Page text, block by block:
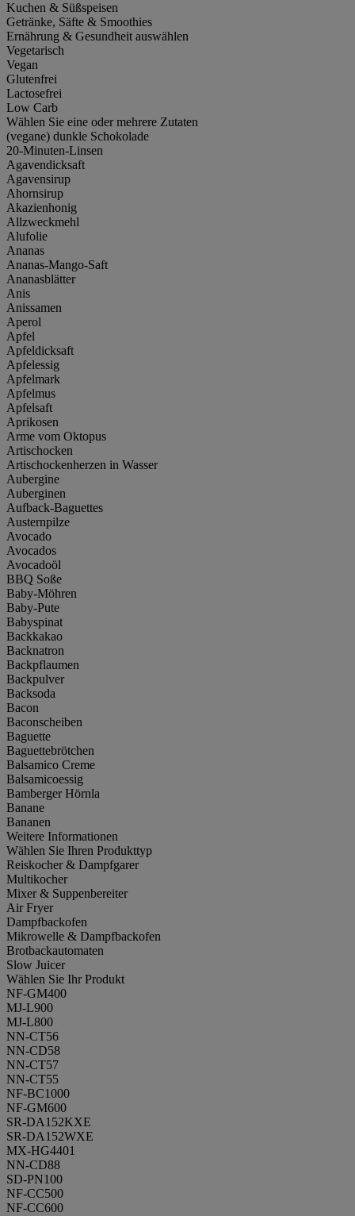
Kuchen & Süßspeisen
Getränke, Säfte & Smoothies
Ernährung & Gesundheit auswählen
Vegetarisch
Vegan
Glutenfrei
Lactosefrei
Low Carb
Wählen Sie eine oder mehrere Zutaten
(vegane) dunkle Schokolade
20-Minuten-Linsen
Agavendicksaft
Agavensirup
Ahornsirup
Akazienhonig
Allzweckmehl
Alufolie
Ananas
Ananas-Mango-Saft
Ananasblätter
Anis
Anissamen
Aperol
Apfel
Apfeldicksaft
Apfelessig
Apfelmark
Apfelmus
Apfelsaft
Aprikosen
Arme vom Oktopus
Artischocken
Artischockenherzen in Wasser
Aubergine
Auberginen
Aufback-Baguettes
Austernpilze
Avocado
Avocados
Avocadoöl
BBQ Soße
Baby-Möhren
Baby-Pute
Babyspinat
Backkakao
Backnatron
Backpflaumen
Backpulver
Backsoda
Bacon
Baconscheiben
Baguette
Baguettebrötchen
Balsamico Creme
Balsamicoessig
Bamberger Hörnla
Banane
Bananen
Weitere Informationen
Wählen Sie Ihren Produkttyp
Reiskocher & Dampfgarer
Multikocher
Mixer & Suppenbereiter
Air Fryer
Dampfbackofen
Mikrowelle & Dampfbackofen
Brotbackautomaten
Slow Juicer
Wählen Sie Ihr Produkt
NF-GM400
MJ-L900
MJ-L800
NN-CT56
NN-CD58
NN-CT57
NN-CT55
NF-BC1000
NF-GM600
SR-DA152KXE
SR-DA152WXE
MX-HG4401
NN-CD88
SD-PN100
NF-CC500
NF-CC600